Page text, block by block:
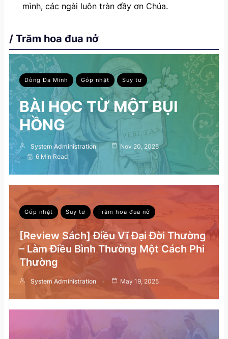
mình, các ngài luôn tràn đầy ơn Chúa.
/ Trăm hoa đua nở
Dòng Đa Minh Góp nhặt Suy tư
BÀI HỌC TỪ MỘT BỤI
HỒNG
System Administration
Nov 20, 2025
6 Min Read
Góp nhặt Suy tư Trăm hoa đua nở
[Review Sách] Điều Vĩ Đại Đời Thường
– Làm Điều Bình Thường Một Cách Phi
Thường
System Administration May 19, 2025